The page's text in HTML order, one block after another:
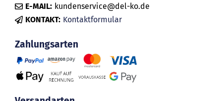
E-MAIL: kundenservice@del-ko.de
KONTAKT: Kontaktformular
Zahlungsarten